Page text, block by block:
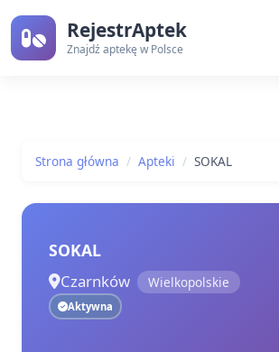
RejestrAptek
Znajdź aptekę w Polsce
Strona główna Apteki SOKAL
SOKAL
Czarnków Wielkopolskie
Aktywna